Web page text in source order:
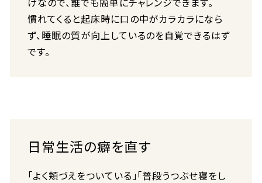
慣れてくると起床時に口の中がカラカラになら
ず、睡眠の質が向上しているのを自覚できるはず
です。
日常生活の癖を直す
「よく頬づえをついている」「普段うつぶせ寝をし